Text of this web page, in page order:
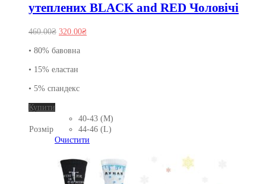
утеплених BLACK and RED Чоловічі
460.00₴ Оригінальна
460.00₴.
320.00₴Поточна
• 80% бавовна
• 15% еластан
• 5% спандекс
Купити
товар
кілька
Параметри
можна
вибрати
Розмір
40-43 (M)
44-46 (L)
Очистити